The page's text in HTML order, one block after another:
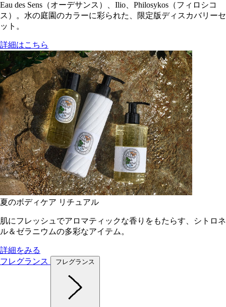
Eau des Sens（オーデサンス）、Ilio、Philosykos（フィロシコ
ス）。水の庭園のカラーに彩られた、限定版ディスカバリーセ
ット。
詳細はこちら
夏のボディケア リチュアル
肌にフレッシュでアロマティックな香りをもたらす、シトロネ
ル＆ゼラニウムの多彩なアイテム。
詳細をみる
フレグランス
フレグランス